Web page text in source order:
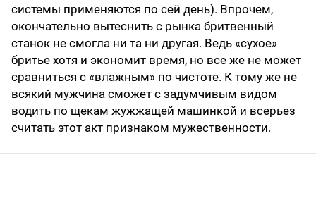
системы применяются по сей день). Впрочем,
окончательно вытеснить с рынка бритвенный
станок не смогла ни та ни другая. Ведь «сухое»
бритье хотя и экономит время, но все же не может
сравниться с «влажным» по чистоте. К тому же не
всякий мужчина сможет с задумчивым видом
водить по щекам жужжащей машинкой и всерьез
считать этот акт признаком мужественности.